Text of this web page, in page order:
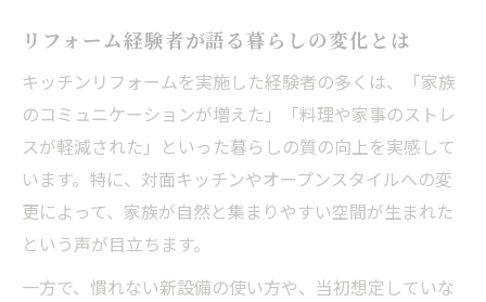
リフォーム経験者が語る暮らしの変化とは
キッチンリフォームを実施した経験者の多くは、「家族
のコミュニケーションが増えた」「料理や家事のストレ
スが軽減された」といった暮らしの質の向上を実感して
います。特に、対面キッチンやオープンスタイルへの変
更によって、家族が自然と集まりやすい空間が生まれた
という声が目立ちます。
一方で、慣れない新設備の使い方や、当初想定していな